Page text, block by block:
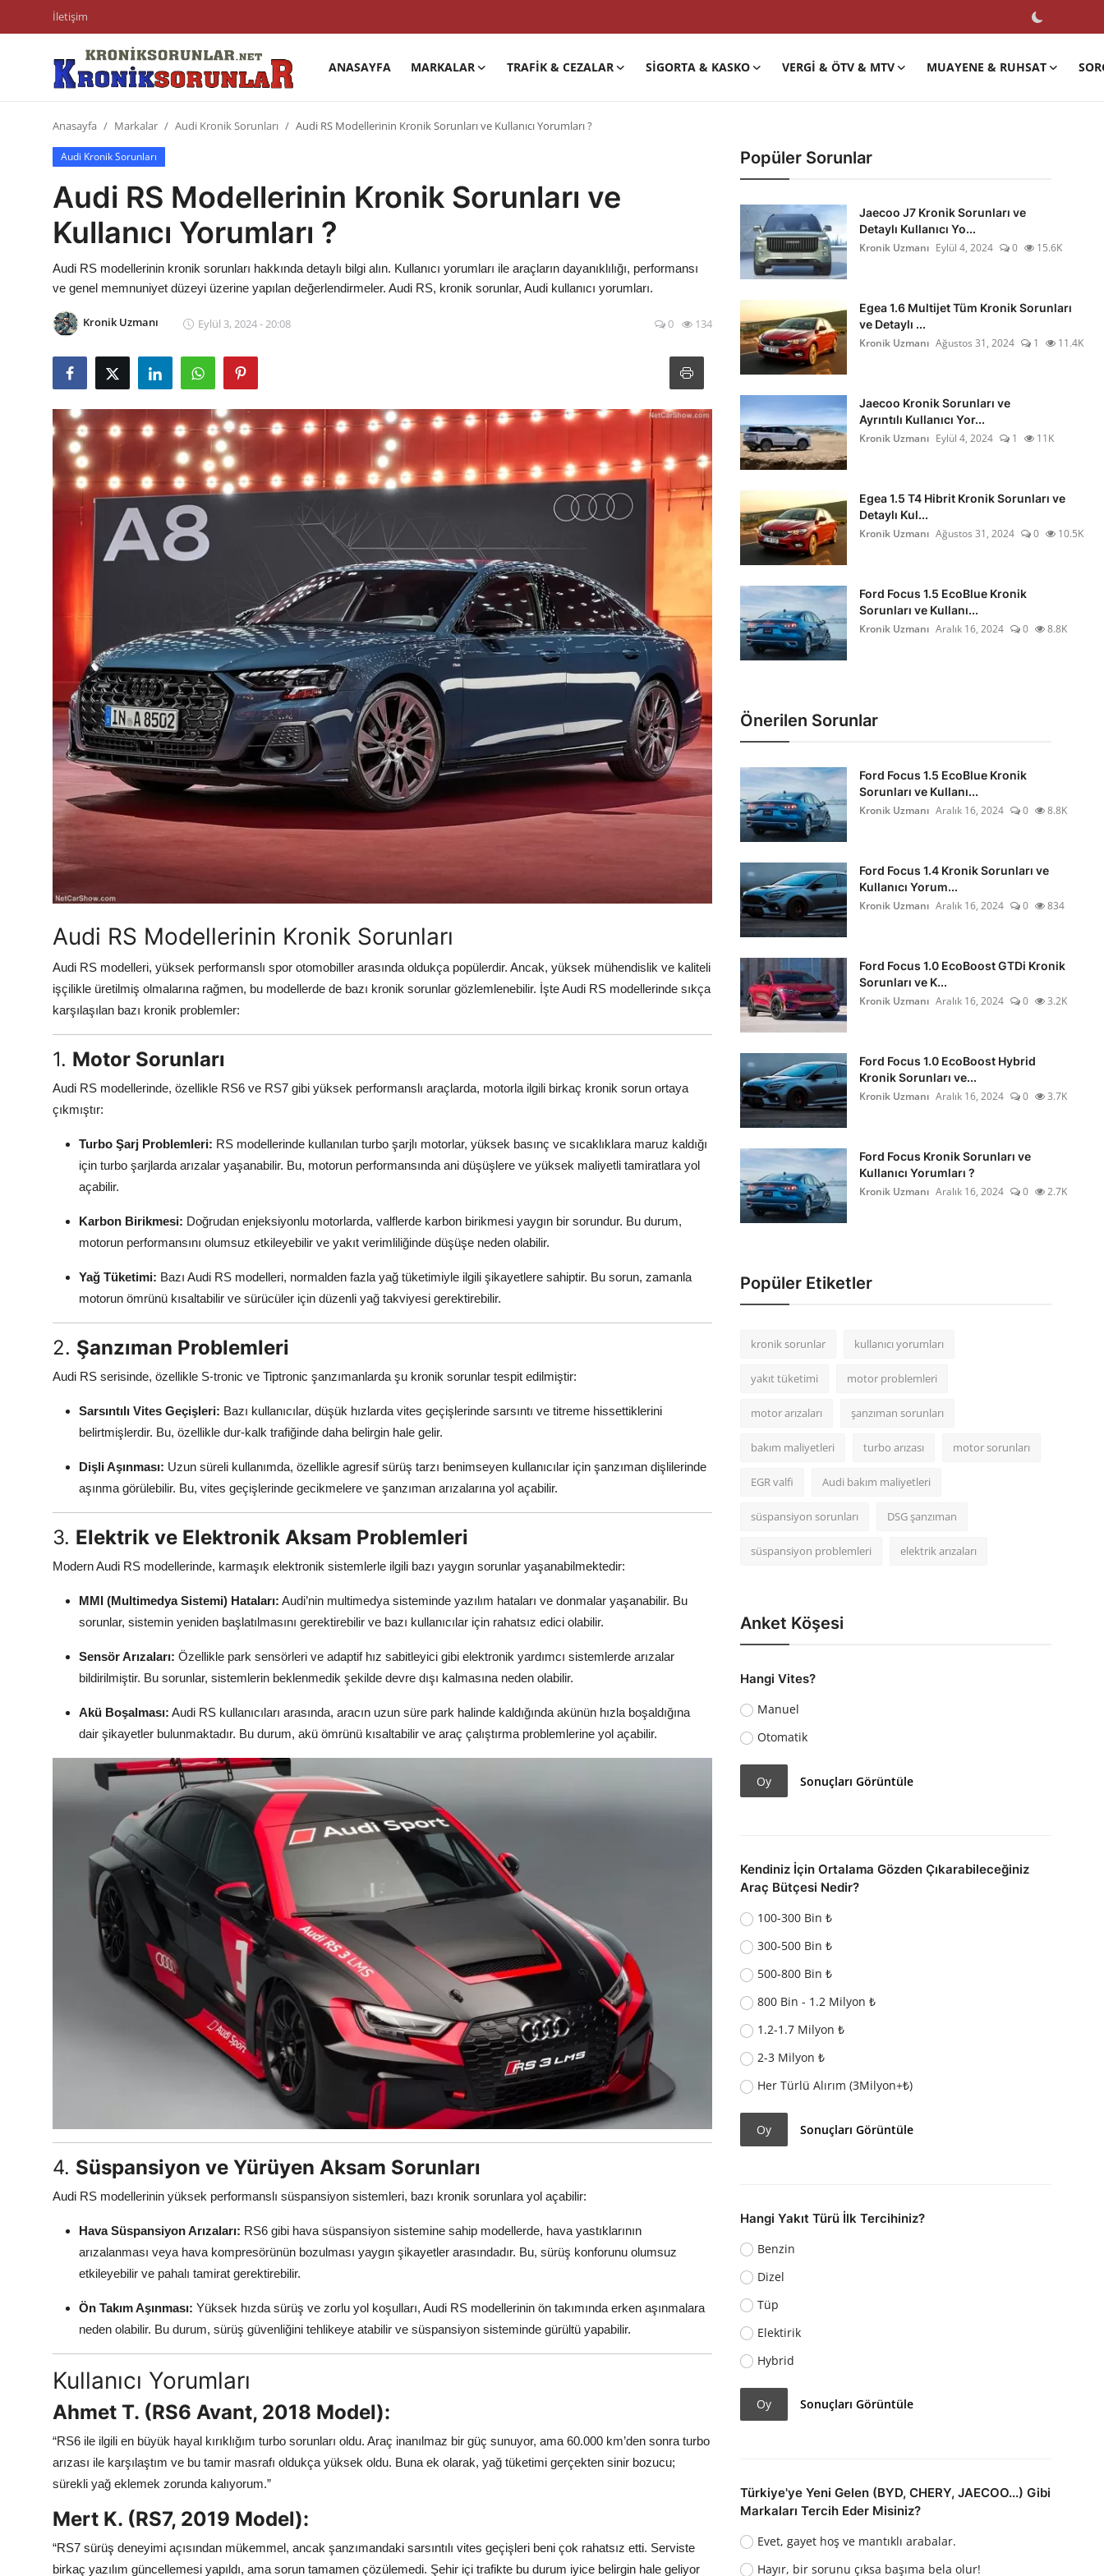
İletişim
ANASAYFA MARKALAR TRAFIK & CEZALAR SIGORTA & KASKO VERGI & ÖTV & MTV MUAYENE & RUHSAT
Trafik & Cezalar
Sigorta & Kasko
Vergi & ÖTV & MTV
Muayene & Ruhsat
Sorgulamalar
İkinci El & Alım-Satım
Bakım & Arıza Çözümleri
Elektrikli & Hibrit
Kiralama & Filo
Sürüş & Güvenlik
Yağlar & Sıvılar
LPG & Yakıt
Elektrik & Akü
Klima & Konfor
Aydınlatma & Görüş
Şanzıman & Aktarma
Dizel Sistemler
Multimedya & Elektronik
Anasayfa Markalar Audi Kronik Sorunları Audi RS Modellerinin Kronik Sorunları ve Kullanıcı Yorumları ?
Audi Kronik Sorunları
Audi RS Modellerinin Kronik Sorunları ve
Kullanıcı Yorumları ?
Audi RS modellerinin kronik sorunları hakkında detaylı bilgi alın. Kullanıcı yorumları ile araçların dayanıklılığı, performansı
ve genel memnuniyet düzeyi üzerine yapılan değerlendirmeler. Audi RS, kronik sorunlar, Audi kullanıcı yorumları.
Kronik Uzmanı Eylül 3, 2024 - 20:08 0 134
Audi RS Modellerinin Kronik Sorunları
Audi RS modelleri, yüksek performanslı spor otomobiller arasında oldukça popülerdir. Ancak, yüksek mühendislik ve kaliteli
işçilikle üretilmiş olmalarına rağmen, bu modellerde de bazı kronik sorunlar gözlemlenebilir. İşte Audi RS modellerinde sıkça
karşılaşılan bazı kronik problemler:
1. Motor Sorunları
Audi RS modellerinde, özellikle RS6 ve RS7 gibi yüksek performanslı araçlarda, motorla ilgili birkaç kronik sorun ortaya
çıkmıştır:
Turbo Şarj Problemleri: RS modellerinde kullanılan turbo şarjlı motorlar, yüksek basınç ve sıcaklıklara maruz kaldığı
için turbo şarjlarda arızalar yaşanabilir. Bu, motorun performansında ani düşüşlere ve yüksek maliyetli tamiratlara yol
açabilir.
Karbon Birikmesi: Doğrudan enjeksiyonlu motorlarda, valflerde karbon birikmesi yaygın bir sorundur. Bu durum,
motorun performansını olumsuz etkileyebilir ve yakıt verimliliğinde düşüşe neden olabilir.
Yağ Tüketimi: Bazı Audi RS modelleri, normalden fazla yağ tüketimiyle ilgili şikayetlere sahiptir. Bu sorun, zamanla
motorun ömrünü kısaltabilir ve sürücüler için düzenli yağ takviyesi gerektirebilir.
2. Şanzıman Problemleri
Audi RS serisinde, özellikle S-tronic ve Tiptronic şanzımanlarda şu kronik sorunlar tespit edilmiştir:
Sarsıntılı Vites Geçişleri: Bazı kullanıcılar, düşük hızlarda vites geçişlerinde sarsıntı ve titreme hissettiklerini
belirtmişlerdir. Bu, özellikle dur-kalk trafiğinde daha belirgin hale gelir.
Dişli Aşınması: Uzun süreli kullanımda, özellikle agresif sürüş tarzı benimseyen kullanıcılar için şanzıman dişlilerinde
aşınma görülebilir. Bu, vites geçişlerinde gecikmelere ve şanzıman arızalarına yol açabilir.
3. Elektrik ve Elektronik Aksam Problemleri
Modern Audi RS modellerinde, karmaşık elektronik sistemlerle ilgili bazı yaygın sorunlar yaşanabilmektedir:
MMI (Multimedya Sistemi) Hataları: Audi’nin multimedya sisteminde yazılım hataları ve donmalar yaşanabilir. Bu
sorunlar, sistemin yeniden başlatılmasını gerektirebilir ve bazı kullanıcılar için rahatsız edici olabilir.
Sensör Arızaları: Özellikle park sensörleri ve adaptif hız sabitleyici gibi elektronik yardımcı sistemlerde arızalar
bildirilmiştir. Bu sorunlar, sistemlerin beklenmedik şekilde devre dışı kalmasına neden olabilir.
Akü Boşalması: Audi RS kullanıcıları arasında, aracın uzun süre park halinde kaldığında akünün hızla boşaldığına
dair şikayetler bulunmaktadır. Bu durum, akü ömrünü kısaltabilir ve araç çalıştırma problemlerine yol açabilir.
4. Süspansiyon ve Yürüyen Aksam Sorunları
Audi RS modellerinin yüksek performanslı süspansiyon sistemleri, bazı kronik sorunlara yol açabilir:
Hava Süspansiyon Arızaları: RS6 gibi hava süspansiyon sistemine sahip modellerde, hava yastıklarının
arızalanması veya hava kompresörünün bozulması yaygın şikayetler arasındadır. Bu, sürüş konforunu olumsuz
etkileyebilir ve pahalı tamirat gerektirebilir.
Ön Takım Aşınması: Yüksek hızda sürüş ve zorlu yol koşulları, Audi RS modellerinin ön takımında erken aşınmalara
neden olabilir. Bu durum, sürüş güvenliğini tehlikeye atabilir ve süspansiyon sisteminde gürültü yapabilir.
Kullanıcı Yorumları
Ahmet T. (RS6 Avant, 2018 Model):
“RS6 ile ilgili en büyük hayal kırıklığım turbo sorunları oldu. Araç inanılmaz bir güç sunuyor, ama 60.000 km’den sonra turbo
arızası ile karşılaştım ve bu tamir masrafı oldukça yüksek oldu. Buna ek olarak, yağ tüketimi gerçekten sinir bozucu;
sürekli yağ eklemek zorunda kalıyorum.”
Mert K. (RS7, 2019 Model):
“RS7 sürüş deneyimi açısından mükemmel, ancak şanzımandaki sarsıntılı vites geçişleri beni çok rahatsız etti. Serviste
birkaç yazılım güncellemesi yapıldı, ama sorun tamamen çözülemedi. Şehir içi trafikte bu durum iyice belirgin hale geliyor
Popüler Sorunlar
Jaecoo J7 Kronik Sorunları ve
Detaylı Kullanıcı Yo...
Kronik Uzmanı Eylül 4, 2024 0 15.6K
Egea 1.6 Multijet Tüm Kronik Sorunları
ve Detaylı ...
Kronik Uzmanı Ağustos 31, 2024 1 11.4K
Jaecoo Kronik Sorunları ve
Ayrıntılı Kullanıcı Yor...
Kronik Uzmanı Eylül 4, 2024 1 11K
Egea 1.5 T4 Hibrit Kronik Sorunları ve
Detaylı Kul...
Kronik Uzmanı Ağustos 31, 2024 0 10.5K
Ford Focus 1.5 EcoBlue Kronik
Sorunları ve Kullanı...
Kronik Uzmanı Aralık 16, 2024 0 8.8K
Önerilen Sorunlar
Ford Focus 1.5 EcoBlue Kronik
Sorunları ve Kullanı...
Kronik Uzmanı Aralık 16, 2024 0 8.8K
Ford Focus 1.4 Kronik Sorunları ve
Kullanıcı Yorum...
Kronik Uzmanı Aralık 16, 2024 0 834
Ford Focus 1.0 EcoBoost GTDi Kronik
Sorunları ve K...
Kronik Uzmanı Aralık 16, 2024 0 3.2K
Ford Focus 1.0 EcoBoost Hybrid
Kronik Sorunları ve...
Kronik Uzmanı Aralık 16, 2024 0 3.7K
Ford Focus Kronik Sorunları ve
Kullanıcı Yorumları ?
Kronik Uzmanı Aralık 16, 2024 0 2.7K
Popüler Etiketler
kronik sorunlar kullanıcı yorumları
yakıt tüketimi motor problemleri
motor arızaları şanzıman sorunları
bakım maliyetleri turbo arızası motor sorunları
EGR valfi Audi bakım maliyetleri
süspansiyon sorunları DSG şanzıman
süspansiyon problemleri elektrik arızaları
Anket Köşesi
Hangi Vites?
Manuel
Otomatik
Oy Sonuçları Görüntüle
Kendiniz İçin Ortalama Gözden Çıkarabileceğiniz
Araç Bütçesi Nedir?
100-300 Bin ₺
300-500 Bin ₺
500-800 Bin ₺
800 Bin - 1.2 Milyon ₺
1.2-1.7 Milyon ₺
2-3 Milyon ₺
Her Türlü Alırım (3Milyon+₺)
Oy Sonuçları Görüntüle
Hangi Yakıt Türü İlk Tercihiniz?
Benzin
Dizel
Tüp
Elektirik
Hybrid
Oy Sonuçları Görüntüle
Türkiye'ye Yeni Gelen (BYD, CHERY, JAECOO...) Gibi
Markaları Tercih Eder Misiniz?
Evet, gayet hoş ve mantıklı arabalar.
Hayır, bir sorunu çıksa başıma bela olur!